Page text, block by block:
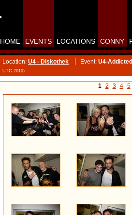
HOME EVENTS LOCATIONS CONNY
Location: U4 - Diskothek Event: U4-
UTC 2010)
1 2 3 4 5